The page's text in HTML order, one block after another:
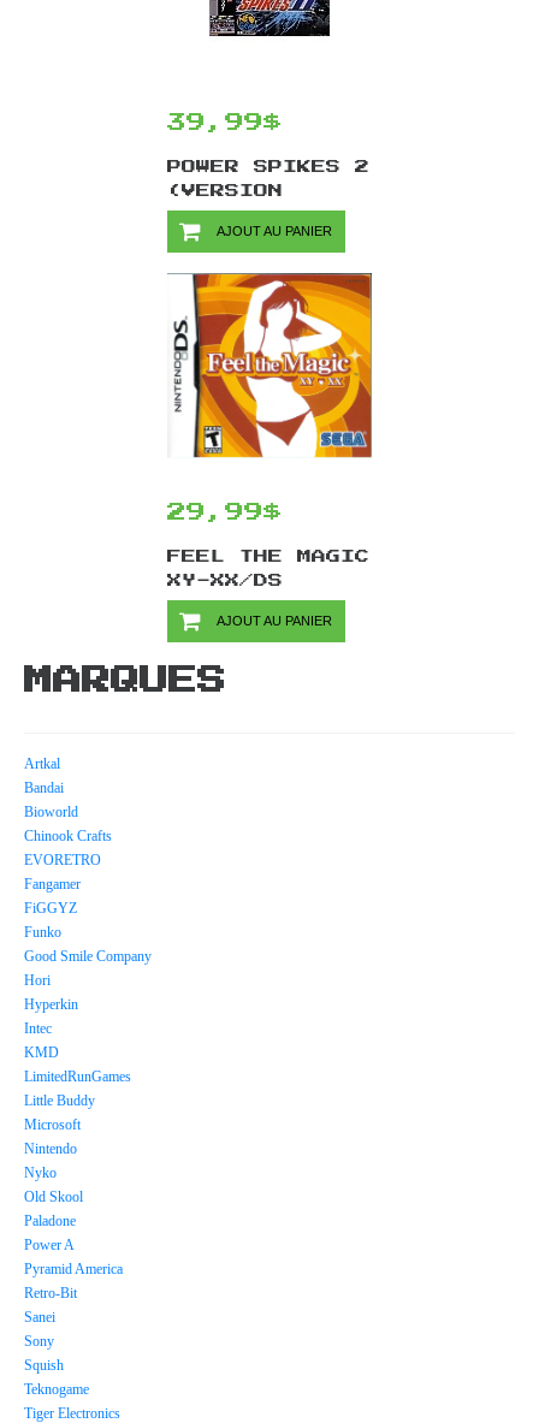
39,99$
POWER SPIKES 2
(VERSION
JAPONAISE) /
NEO GEO CD
AJOUT AU PANIER
29,99$
FEEL THE MAGIC
XY-XX/DS
AJOUT AU PANIER
MARQUES
Artkal
Bandai
Bioworld
Chinook Crafts
EVORETRO
Fangamer
FiGGYZ
Funko
Good Smile Company
Hori
Hyperkin
Intec
KMD
LimitedRunGames
Little Buddy
Microsoft
Nintendo
Nyko
Old Skool
Paladone
Power A
Pyramid America
Retro-Bit
Sanei
Sony
Squish
Teknogame
Tiger Electronics